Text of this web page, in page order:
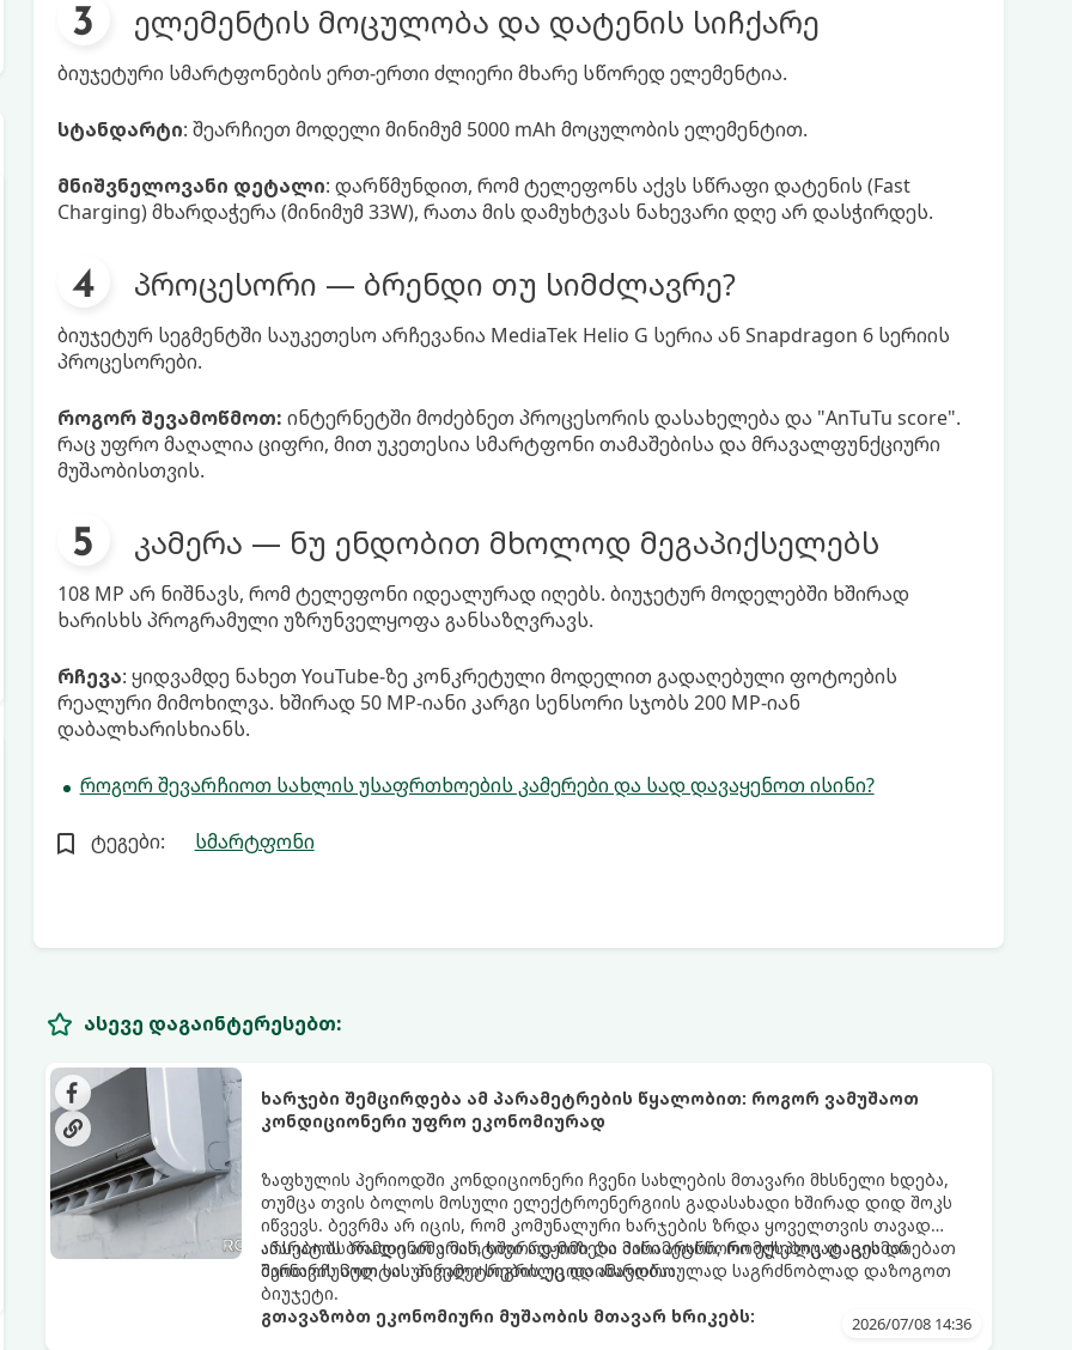
ელემენტის მოცულობა და დატენის სიჩქარე
ბიუჯეტური სმარტფონების ერთ-ერთი ძლიერი მხარე სწორედ ელემენტია.
სტანდარტი: შეარჩიეთ მოდელი მინიმუმ 5000 mAh მოცულობის ელემენტით.
მნიშვნელოვანი დეტალი: დარწმუნდით, რომ ტელეფონს აქვს სწრაფი დატენის (Fast
Charging) მხარდაჭერა (მინიმუმ 33W), რათა მის დამუხტვას ნახევარი დღე არ დასჭირდეს.
პროცესორი — ბრენდი თუ სიმძლავრე?
ბიუჯეტურ სეგმენტში საუკეთესო არჩევანია MediaTek Helio G სერია ან Snapdragon 6 სერიის
პროცესორები.
როგორ შევამოწმოთ: ინტერნეტში მოძებნეთ პროცესორის დასახელება და "AnTuTu score".
რაც უფრო მაღალია ციფრი, მით უკეთესია სმარტფონი თამაშებისა და მრავალფუნქციური
მუშაობისთვის.
კამერა — ნუ ენდობით მხოლოდ მეგაპიქსელებს
108 MP არ ნიშნავს, რომ ტელეფონი იდეალურად იღებს. ბიუჯეტურ მოდელებში ხშირად
ხარისხს პროგრამული უზრუნველყოფა განსაზღვრავს.
რჩევა: ყიდვამდე ნახეთ YouTube-ზე კონკრეტული მოდელით გადაღებული ფოტოების
რეალური მიმოხილვა. ხშირად 50 MP-იანი კარგი სენსორი სჯობს 200 MP-იან
დაბალხარისხიანს.
როგორ შევარჩიოთ სახლის უსაფრთხოების კამერები და სად დავაყენოთ ისინი?
ტეგები: სმარტფონი
ასევე დაგაინტერესებთ:
ხარჯები შემცირდება ამ პარამეტრების წყალობით: როგორ ვამუშაოთ
კონდიციონერი უფრო ეკონომიურად
ზაფხულის პერიოდში კონდიციონერი ჩვენი სახლების მთავარი მხსნელი ხდება,
თუმცა თვის ბოლოს მოსული ელექტროენერგიის გადასახადი ხშირად დიდ შოკს
იწვევს. ბევრმა არ იცის, რომ კომუნალური ხარჯების ზრდა ყოველთვის თავად
აპარატის ბრალი არ არის, ხშირად მიზეზი მისი არასწორი ექსპლუატაცია და
მართვის პულტის პარამეტრების უცოდინარობაა.
არსებობს რამდენიმე მარტივი რეჟიმი და პარამეტრი, რომლებიც დაგეხმარებათ
შეინარჩუნოთ სასურველი სიგრილე და ამავდროულად საგრძნობლად დაზოგოთ
ბიუჯეტი.
გთავაზობთ ეკონომიური მუშაობის მთავარ ხრიკებს:
2026/07/08 14:36